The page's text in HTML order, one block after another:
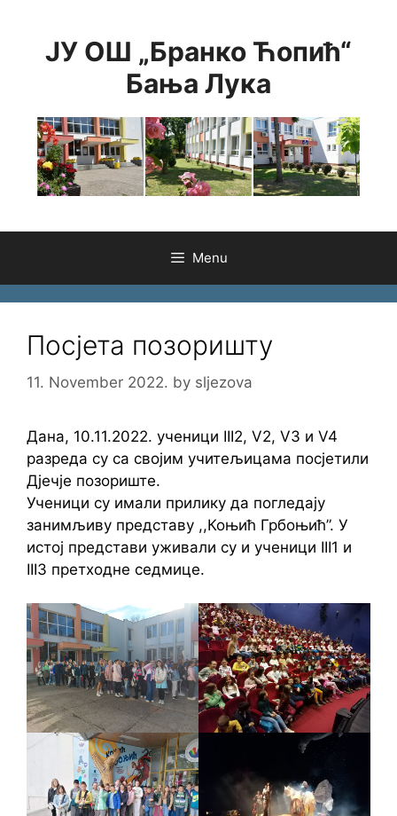
contentЈУ ОШ „Бранко Ћопић“
Бања Лука
Menu
Посјета позоришту
11. November 2022. by sljezova
Дана, 10.11.2022. ученици III2, V2, V3 и V4
разреда су са својим учитељицама посјетили
Дјечје позориште.
Ученици су имали прилику да погледају
занимљиву представу ,,Коњић Грбоњић”. У
истој представи уживали су и ученици III1 и
III3 претходне седмице.